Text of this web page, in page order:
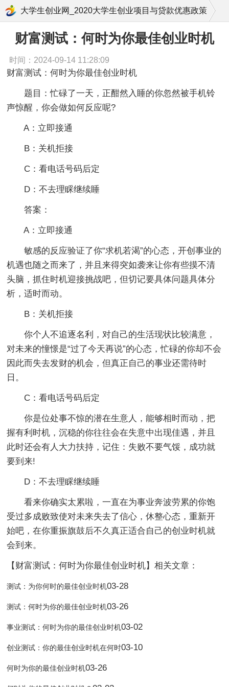
大学生创业网_2020大学生创业项目与贷款优惠政策
创业测试
财富测试：何时为你最佳创业时机
时间：2024-09-14 11:28:09
财富测试：何时为你最佳创业时机
题目：忙碌了一天，正酣然入睡的你忽然被手机铃
声惊醒，你会做如何反应呢?
A：立即接通
B：关机拒接
C：看电话号码后定
D：不去理睬继续睡
答案：
A：立即接通
敏感的反应验证了你“求机若渴”的心态，开创事业的
机遇也随之而来了，并且来得突如袭来让你有些摸不清
头脑，抓住时机迎接挑战吧，但切记要具体问题具体分
析，适时而动。
B：关机拒接
你个人不追逐名利，对自己的生活现状比较满意，
对未来的憧憬是“过了今天再说”的心态，忙碌的你却不会
因此而失去发财的机会，但真正自己的事业还需待时
日。
C：看电话号码后定
你是位处事不惊的潜在生意人，能够相时而动，把
握有利时机，沉稳的你往往会在失意中出现佳遇，并且
此时还会有人大力扶持，记住：失败不要气馁，成功就
要到来!
D：不去理睬继续睡
看来你确实太累啦，一直在为事业奔波劳累的你饱
受过多成败致使对未来失去了信心，休整心态，重新开
始吧，在你重振旗鼓后不久真正适合自己的创业时机就
会到来。
【财富测试：何时为你最佳创业时机】相关文章：
测试：为你何时的最佳创业时机03-28
测试：何时为你的最佳创业时机03-26
事业测试：何时为你的最佳创业时机03-02
创业测试：你的最佳创业时机在何时03-10
何时为你的最佳创业时机03-26